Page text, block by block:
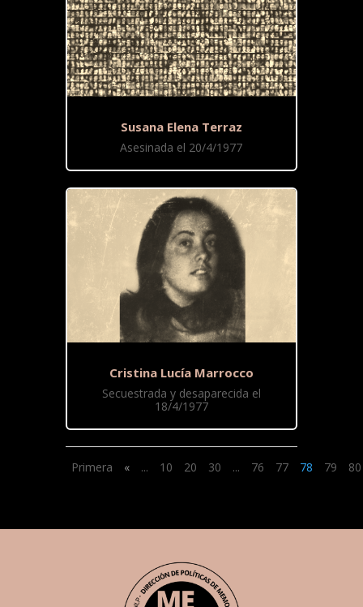
Susana Elena Terraz
Asesinada el 20/4/1977
Cristina Lucía Marrocco
Secuestrada y desaparecida el
18/4/1977
Primera « ... 10 20 30 ... 76 77 78 79 80